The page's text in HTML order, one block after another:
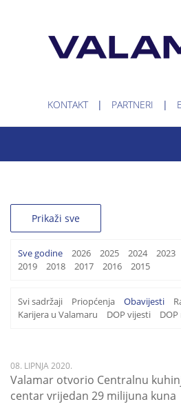
KONTAKT PARTNERI
Prikaži sve
Sve godine 2026 2025 2024 2023
2019
2018 2017 2016 2015
Svi sadržaji Priopćenja Obavijesti
Karijera u Valamaru
DOP vijesti
08. LIPNJA 2020.
Valamar otvorio Centralnu
centar vrijedan 29 milijuna kuna